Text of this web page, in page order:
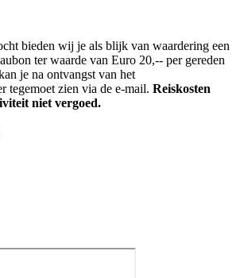
bieden wij je als blijk van waardering een
ter waarde van Euro 20,-- per gereden
je na ontvangst van het
tegemoet zien via de e-mail. Reiskosten
niet vergoed.